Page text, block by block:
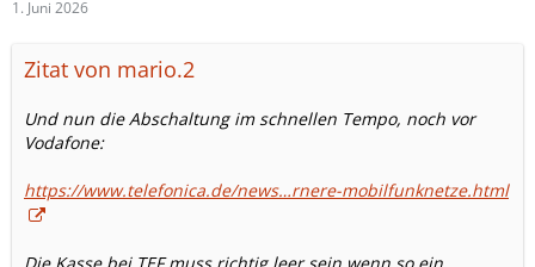
1. Juni 2026
Zitat von mario.2
Und nun die Abschaltung im schnellen Tempo, noch vor
Vodafone:
https://www.telefonica.de/news…rnere-mobilfunknetze.html
Die Kasse bei TEF muss richtig leer sein wenn so ein